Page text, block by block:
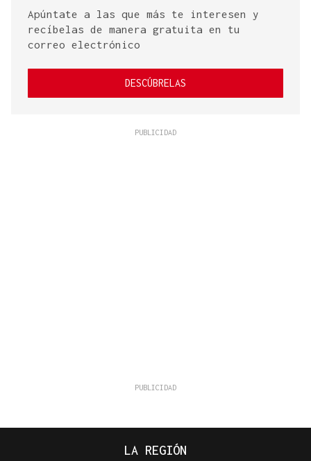
Apúntate a las que más te interesen y
recíbelas de manera gratuita en tu
correo electrónico
DESCÚBRELAS
LA REGIÓN